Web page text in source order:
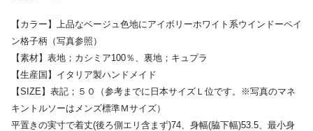
【カラー】上品なベージュ色地にアイボリーホワイト系ウインドーペイ
ン格子柄（写真参照）
【素材】表地；カシミア100％、裏地；キュプラ
【生産国】イタリア製ハンドメイド
【SIZE】表記；５０（参考までに日本サイズＬ位です。※写真のマネ
キントルソーはメンズ標準Ｍサイズ）
平置きの実寸で着丈(後ろ側エリ含まず)74、身幅(脇下幅)53.5、最小身